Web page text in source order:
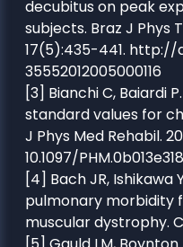
decubitus on peak
subjects. Braz J Phys
17(5):435-441. http://
35552012005000116
[3] Bianchi C, Baiardi
standard values for
J Phys Med Rehabil.
10.1097/
[4] Bach JR, Ishikawa
pulmonary morbidity
muscular dystrophy.